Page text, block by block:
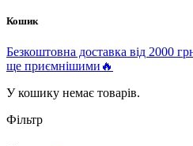
Кошик
Безкоштовна доставка від 2000
ще приємнішими🔥
У кошику немає товарів.
Фільтр